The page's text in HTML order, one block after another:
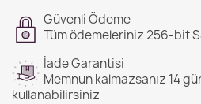
Güvenli Ödeme
Tüm ödemeleriniz 256-bit
İade Garantisi
Memnun kalmazsanız 14
kullanabilirsiniz